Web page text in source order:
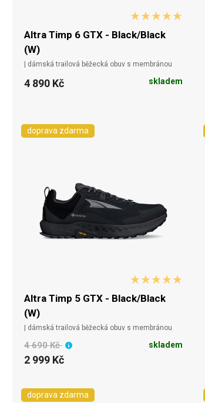
Altra Timp 6 GTX - Black/Black
(W)
| dámská trailová běžecká obuv s membránou
4 890 Kč skladem
doprava zdarma
Altra Timp 5 GTX - Black/Black
(W)
| dámská trailová běžecká obuv s membránou
4 690 Kč
2 999 Kč
skladem
doprava zdarma